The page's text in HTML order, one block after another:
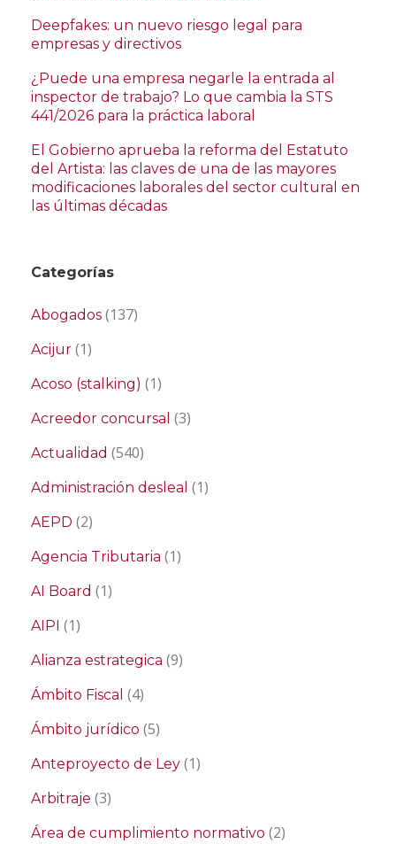
Deepfakes: un nuevo riesgo legal para
empresas y directivos
¿Puede una empresa negarle la entrada al
inspector de trabajo? Lo que cambia la STS
441/2026 para la práctica laboral
El Gobierno aprueba la reforma del Estatuto
del Artista: las claves de una de las mayores
modificaciones laborales del sector cultural en
las últimas décadas
Categorías
Abogados (137)
Acijur (1)
Acoso (stalking) (1)
Acreedor concursal (3)
Actualidad (540)
Administración desleal (1)
AEPD (2)
Agencia Tributaria (1)
AI Board (1)
AIPI (1)
Alianza estrategica (9)
Ámbito Fiscal (4)
Ámbito jurídico (5)
Anteproyecto de Ley (1)
Arbitraje (3)
Área de cumplimiento normativo (2)